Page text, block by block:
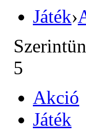
Játék›
5
Akció
Játék